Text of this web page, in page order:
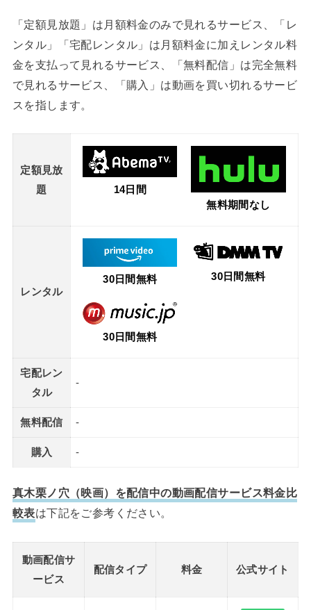
「定額見放題」は月額料金のみで見れるサービス、「レ
ンタル」「宅配レンタル」は月額料金に加えレンタル料
金を支払って見れるサービス、「無料配信」は完全無料
で見れるサービス、「購入」は動画を買い切れるサービ
スを指します。
定額見放
題
14日間
無料期間なし
レンタル
30日間無料 30日間無料
30日間無料
宅配レン
タル
-
無料配信 -
購入 -
真木栗ノ穴（映画）を配信中の動画配信サービス料金比
較表は下記をご参考ください。
動画配信サ
ービス
配信タイプ 料金 公式サイト